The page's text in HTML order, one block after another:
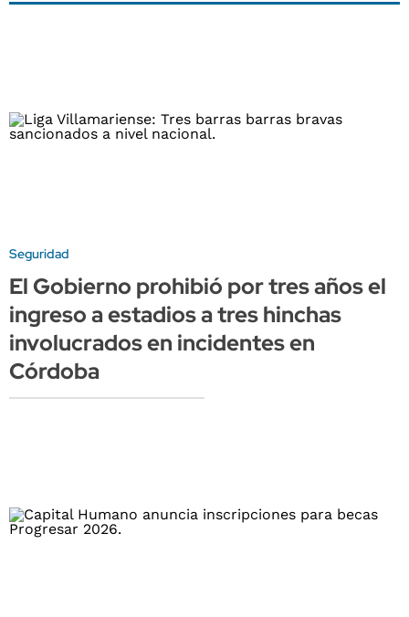
Seguridad
El Gobierno prohibió por tres años el
ingreso a estadios a tres hinchas
involucrados en incidentes en
Córdoba